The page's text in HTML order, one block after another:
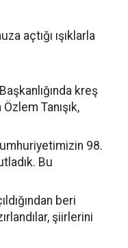
açtığı ışıklarla
kreş
Tanışık,
98.
Bu
beri
şiirlerini